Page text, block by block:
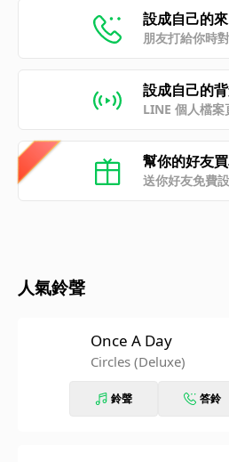
設成自己的
朋友打給你時
設成自己的
LINE 個人檔案
幫你的好友
送你好友免費
人氣鈴聲
Once A Day
Circles (Deluxe)
鈴聲 答鈴